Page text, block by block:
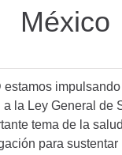
México
estamos
la Ley General de
tema de la
para sustentar